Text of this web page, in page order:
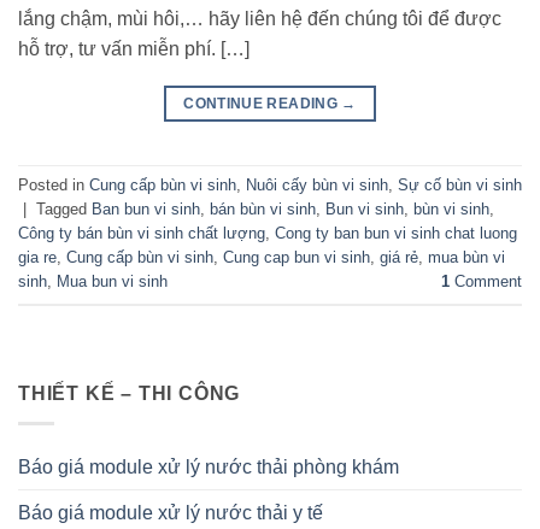
lắng chậm, mùi hôi,… hãy liên hệ đến chúng tôi để được
hỗ trợ, tư vấn miễn phí. […]
CONTINUE READING →
Posted in Cung cấp bùn vi sinh, Nuôi cấy bùn vi sinh, Sự cố bùn vi sinh
Tagged Ban bun vi sinh, bán bùn vi sinh, Bun vi sinh, bùn vi sinh,
Công ty bán bùn vi sinh chất lượng, Cong ty ban bun vi sinh chat luong
gia re, Cung cấp bùn vi sinh, Cung cap bun vi sinh, giá rẻ, mua bùn vi
sinh, Mua bun vi sinh 1 Comment
THIẾT KẾ – THI CÔNG
Báo giá module xử lý nước thải phòng khám
Báo giá module xử lý nước thải y tế